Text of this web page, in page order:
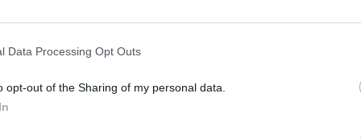
Data Processing Opt Outs
opt-out of the Sharing of my personal data.
- 21 Ιανουαρίου 2026
καιρικά φαινόμενα με ισχυρές βροχοπτώσεις και
αναμένονται σήμερα 21/1/26 στην Αττική, κυρίως
με ταυτόχρονη επικράτηση πολύ δυνατών